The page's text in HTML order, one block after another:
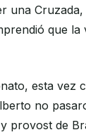
una
que la
esta vez
no
de